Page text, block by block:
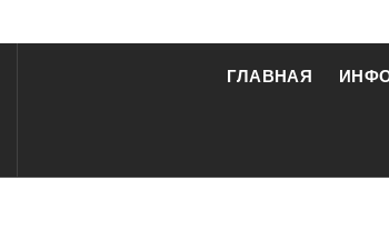
ГЛАВНАЯ